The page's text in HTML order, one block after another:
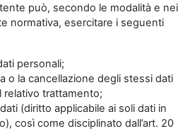
può, secondo le modalità e nei
normativa, esercitare i seguenti
personali;
o la cancellazione degli stessi dati
relativo trattamento;
(diritto applicabile ai soli dati in
così come disciplinato dall’art. 20